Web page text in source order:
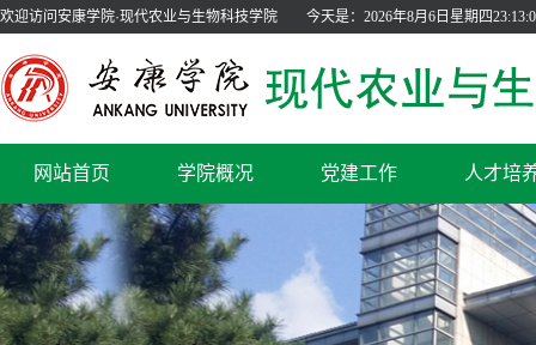
欢迎访问安康学院·现代农业与生物科技学院 今天是： 2026年8月6日星期四
网站首页 学院概况 党建工作 人才培